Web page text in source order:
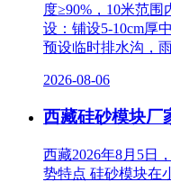
度≥90%，10米范围
设‌：铺设5-10cm厚
预设临时排水沟，
2026-08-06
西藏硅砂模块厂
西藏2026年8月5日
势特点 硅砂模块在